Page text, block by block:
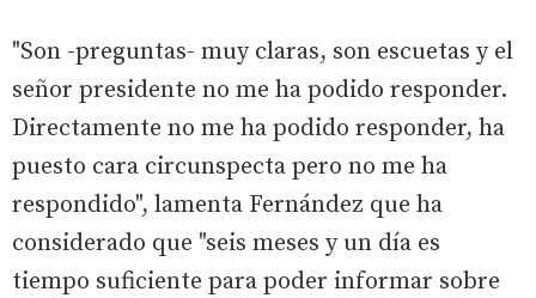
"Son -preguntas- muy claras, son escuetas y el
señor presidente no me ha podido responder.
Directamente no me ha podido responder, ha
puesto cara circunspecta pero no me ha
respondido", lamenta Fernández que ha
considerado que "seis meses y un día es
tiempo suficiente para poder informar sobre